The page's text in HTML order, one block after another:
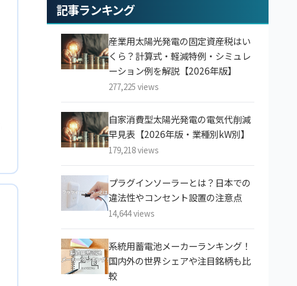
記事ランキング
産業用太陽光発電の固定資産税はい
くら？計算式・軽減特例・シミュレ
ーション例を解説【2026年版】
277,225 views
自家消費型太陽光発電の電気代削減
早見表【2026年版・業種別kW別】
179,218 views
プラグインソーラーとは？日本での
違法性やコンセント設置の注意点
14,644 views
系統用蓄電池メーカーランキング！
国内外の世界シェアや注目銘柄も比
較